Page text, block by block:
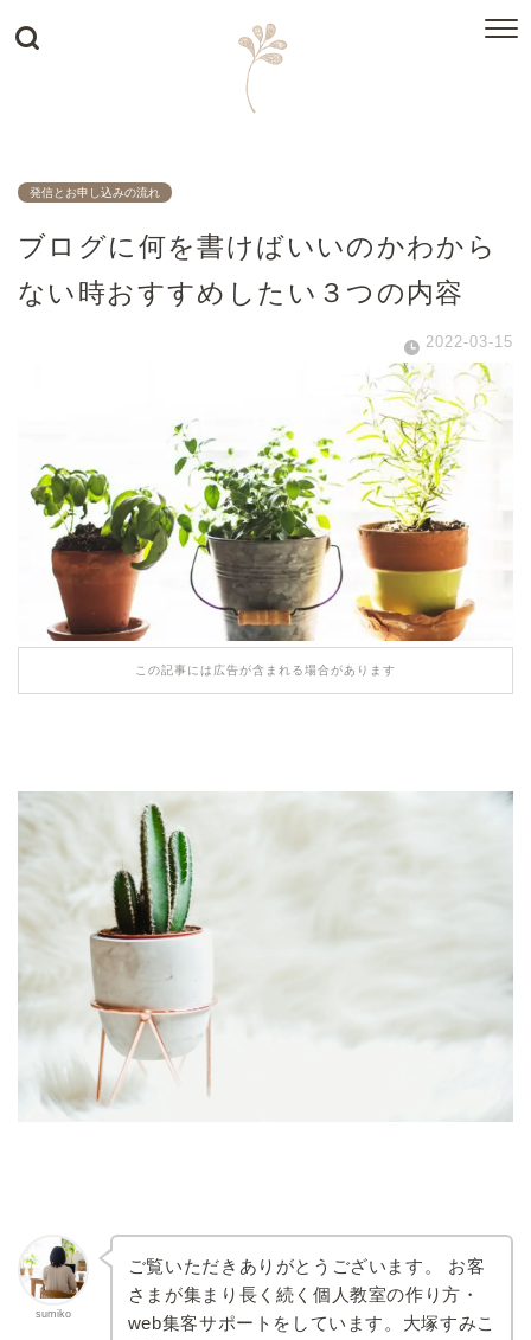
発信とお申し込みの流れ
ブログに何を書けばいいのかわから
ない時おすすめしたい３つの内容
2022-03-15
この記事には広告が含まれる場合があります
sumiko
ご覧いただきありがとうございます。 お客
さまが集まり長く続く個人教室の作り方・
web集客サポートをしています。大塚すみこ